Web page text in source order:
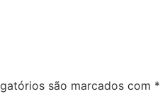
são marcados com *